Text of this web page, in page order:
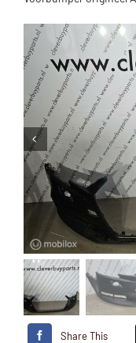
Share This